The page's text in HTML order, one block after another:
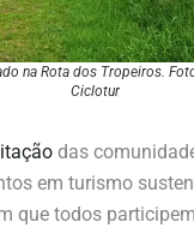
na Rota dos Tropeiros.
Ciclotur
das
em turismo
que todos